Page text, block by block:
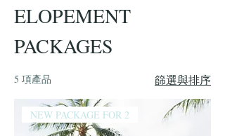
ELOPEMENT
PACKAGES
5 項產品 篩選與排序
NEW PACKAGE FOR 2